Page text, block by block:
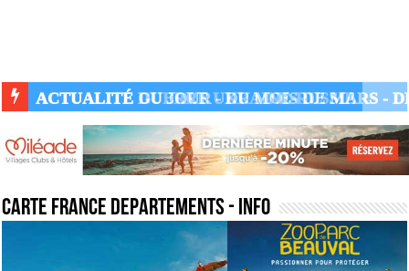
ACTUALITÉ GUERRE UKRAINE-RUSSIE
carte france departements - Info